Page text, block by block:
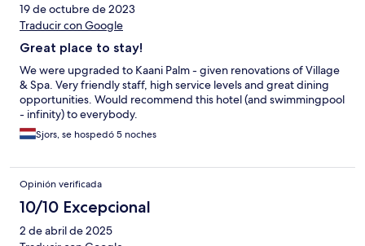
19 de octubre de 2023
Traducir con Google
Great place to stay!
We were upgraded to Kaani Palm - given renovations of Village
& Spa. Very friendly staff, high service levels and great dining
opportunities. Would recommend this hotel (and swimmingpool
- infinity) to everybody.
Sjors, se hospedó 5 noches
Opinión verificada
10/10 Excepcional
2 de abril de 2025